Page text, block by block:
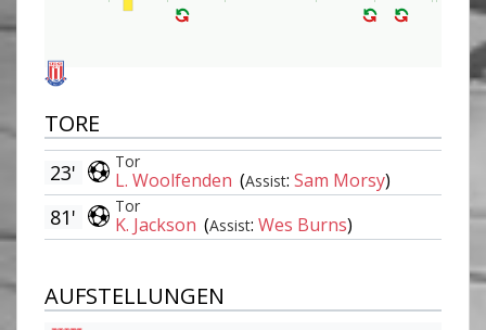
TORE
Tor
L. Woolfenden (Assist: Sam Morsy)
23'
Tor
K. Jackson (Assist: Wes Burns)
81'
AUFSTELLUNGEN